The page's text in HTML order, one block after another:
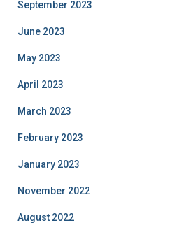
September 2023
June 2023
May 2023
April 2023
March 2023
February 2023
January 2023
November 2022
August 2022